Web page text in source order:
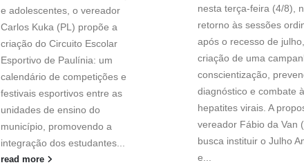
e adolescentes, o vereador
Carlos Kuka (PL) propõe a
criação do Circuito Escolar
Esportivo de Paulínia: um
calendário de competições e
festivais esportivos entre as
unidades de ensino do
município, promovendo a
integração dos estudantes...
read more
nesta terça-feira (4/8),
retorno às sessões
após o recesso de
criação de uma
conscientização,
diagnóstico e combate
hepatites virais. A
vereador Fábio da Van
busca instituir o Julho
e...